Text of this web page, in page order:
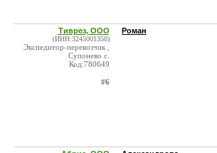
Тиврез, ООО
(ИНН:3245001350)
Экспедитор-перевозчик ,
Супонево с.
Код:780649
#6
Роман